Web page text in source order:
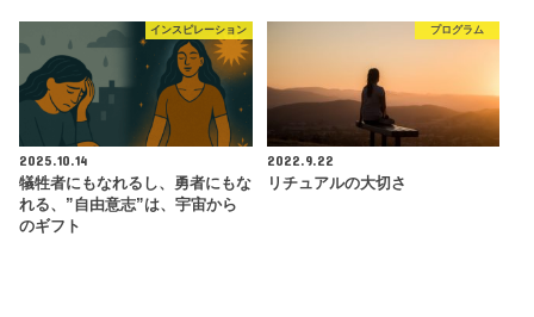
インスピレーション
2025.10.14
犠牲者にもなれるし、勇者にもな
れる、”自由意志”は、宇宙から
のギフト
プログラム
2022.9.22
リチュアルの大切さ